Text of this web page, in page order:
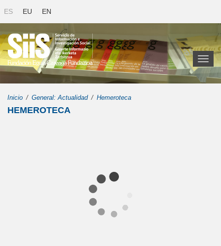
ES EU EN
Toggle
Inicio General: Actualidad Hemeroteca
HEMEROTECA